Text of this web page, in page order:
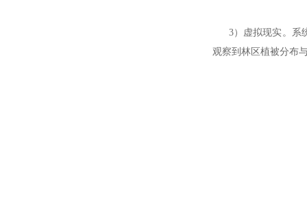
3）虚拟现实。系统
观察到林区植被分布